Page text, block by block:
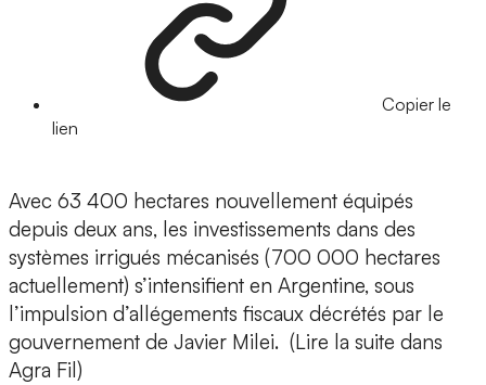
Copier le
lien
Avec 63 400 hectares nouvellement équipés
depuis deux ans, les investissements dans des
systèmes irrigués mécanisés (700 000 hectares
actuellement) s’intensifient en Argentine, sous
l’impulsion d’allégements fiscaux décrétés par le
gouvernement de Javier Milei. (Lire la suite dans
Agra Fil)